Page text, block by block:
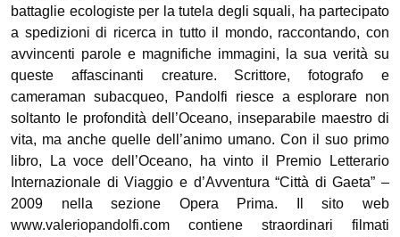
battaglie ecologiste per la tutela degli squali, ha partecipato
a spedizioni di ricerca in tutto il mondo, raccontando, con
avvincenti parole e magnifiche immagini, la sua verità su
queste affascinanti creature. Scrittore, fotografo e
cameraman subacqueo, Pandolfi riesce a esplorare non
soltanto le profondità dell’Oceano, inseparabile maestro di
vita, ma anche quelle dell’animo umano. Con il suo primo
libro, La voce dell’Oceano, ha vinto il Premio Letterario
Internazionale di Viaggio e d’Avventura “Città di Gaeta” –
2009 nella sezione Opera Prima. Il sito web
www.valeriopandolfi.com contiene straordinari filmati